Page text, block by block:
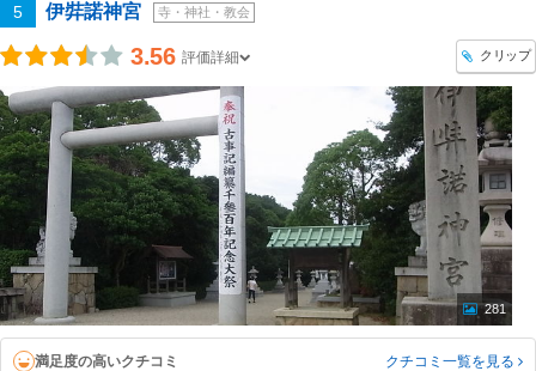
5 伊弉諾神宮 寺・神社・教会
3.56 評価詳細 クリップ
281
満足度の高いクチコミ クチコミ一覧を見る